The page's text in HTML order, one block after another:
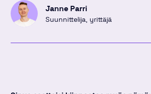
Janne Parri
Suunnittelija, yrittäjä